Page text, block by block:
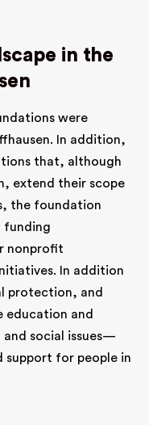
in the
were
In addition,
that, although
extend their scope
the foundation
funding
nonprofit
In addition
protection, and
education and
social issues—
support for people in